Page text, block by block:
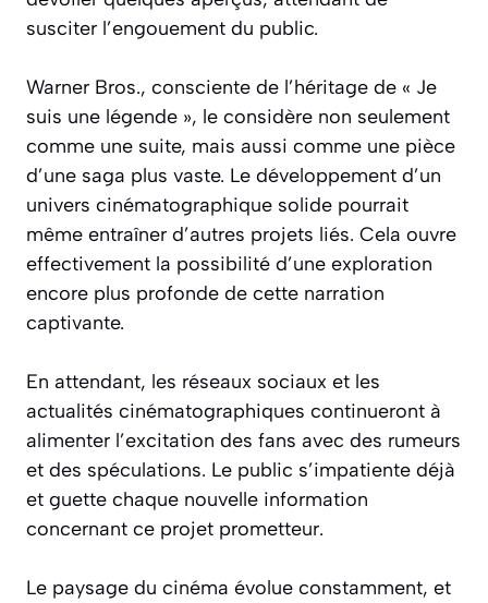
susciter l’engouement du public.
Warner Bros., consciente de l’héritage de « Je
suis une légende », le considère non seulement
comme une suite, mais aussi comme une pièce
d’une saga plus vaste. Le développement d’un
univers cinématographique solide pourrait
même entraîner d’autres projets liés. Cela ouvre
effectivement la possibilité d’une exploration
encore plus profonde de cette narration
captivante.
En attendant, les réseaux sociaux et les
actualités cinématographiques continueront à
alimenter l’excitation des fans avec des rumeurs
et des spéculations. Le public s’impatiente déjà
et guette chaque nouvelle information
concernant ce projet prometteur.
Le paysage du cinéma évolue constamment, et